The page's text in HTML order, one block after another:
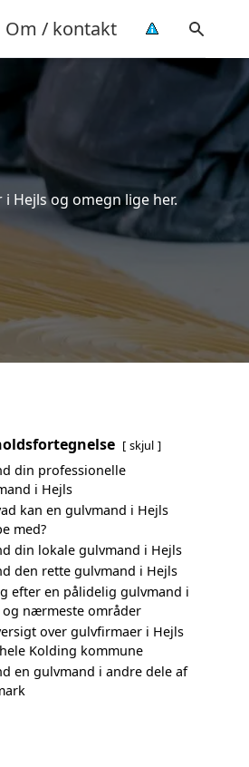
Om / kontakt
Hejls og omegn lige her.
skjul
din professionelle
i Hejls
kan en gulvmand i Hejls
med?
din lokale gulvmand i Hejls
den rette gulvmand i Hejls
efter en pålidelig gulvmand i
og nærmeste områder
over gulvfirmaer i Hejls
Kolding kommune
en gulvmand i andre dele af